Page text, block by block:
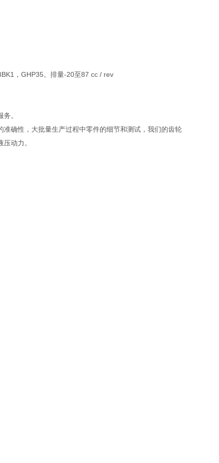
，GHP35。排量-20至87 cc / rev
。
确性，大批量生产过程中零件的细节和测试，我们的齿轮
动力。